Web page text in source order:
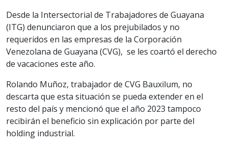
Desde la Intersectorial de Trabajadores de Guayana
(ITG) denunciaron que a los prejubilados y no
requeridos en las empresas de la Corporación
Venezolana de Guayana (CVG), se les coartó el derecho
de vacaciones este año.
Rolando Muñoz, trabajador de CVG Bauxilum, no
descarta que esta situación se pueda extender en el
resto del país y mencionó que el año 2023 tampoco
recibirán el beneficio sin explicación por parte del
holding industrial.